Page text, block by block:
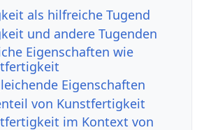
als hilfreiche Tugend
und andere Tugenden
Eigenschaften wie
Eigenschaften
von Kunstfertigkeit
im Kontext von